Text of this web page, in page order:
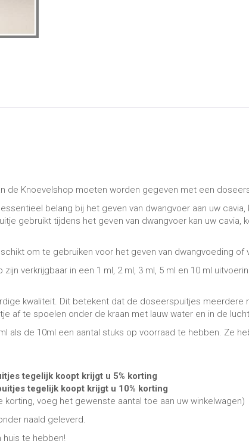
de Knoevelshop moeten worden gegeven met een
belang bij het geven van dwangvoer aan uw
gebruikt tijdens het geven van dwangvoer kan uw cavia,
om te gebruiken voor het geven van dwangvoeding of
verkrijgbaar in een 1 ml, 2 ml, 3 ml, 5 ml en 10 ml
kwaliteit. Dit betekent dat de doseerspuitjes meerdere
af te spoelen onder de kraan met lauw water en in de
als de 10ml een aantal stuks op voorraad te hebben. Ze
tegelijk koopt krijgt u 5% korting
tegelijk koopt krijgt u 10% korting
voeg het gewenste aantal toe aan uw winkelwagen)
naald geleverd.
huis te hebben!